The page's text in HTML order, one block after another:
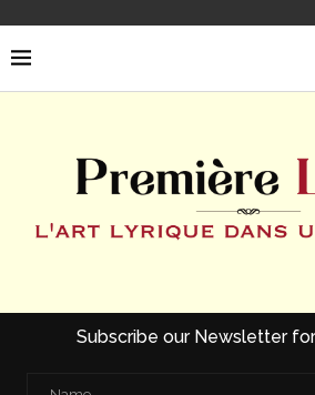
Subscribe our Newsletter